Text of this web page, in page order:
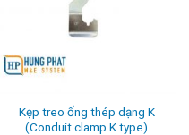
Kẹp treo ống thép dạng K
(Conduit clamp K type)